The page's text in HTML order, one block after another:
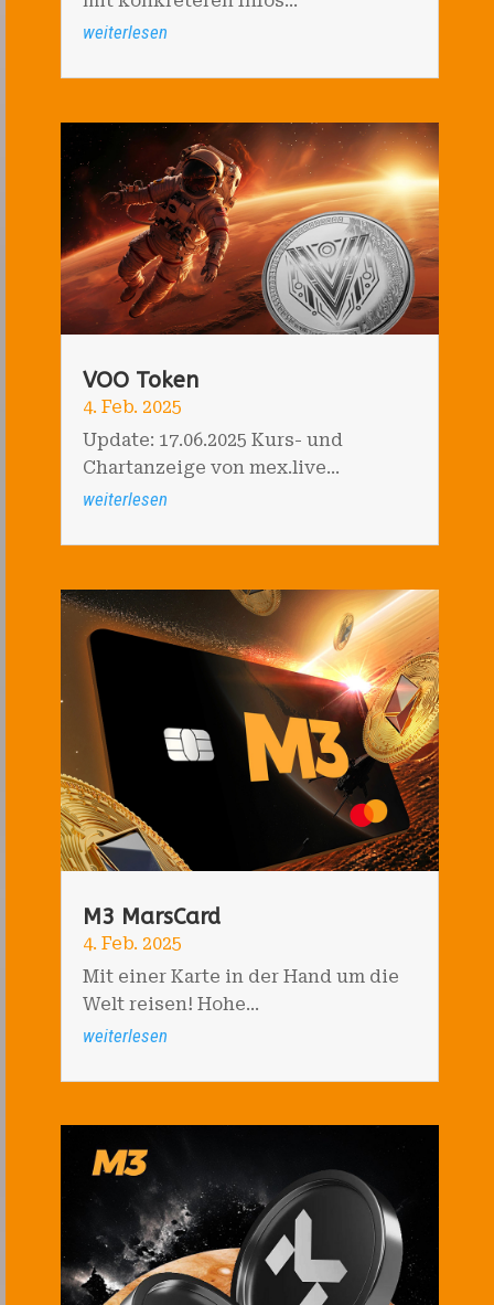
weiterlesen
VOO Token
4. Feb. 2025
Update: 17.06.2025 Kurs- und
Chartanzeige von mex.live...
weiterlesen
M3 MarsCard
4. Feb. 2025
Mit einer Karte in der Hand um die
Welt reisen! Hohe...
weiterlesen